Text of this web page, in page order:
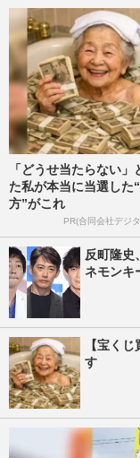
「どうせ当たらない」
た私が本当に当選した
方”がこれ
PR(合同会社デジ
反町隆史
ネモンキ
【宝く
す